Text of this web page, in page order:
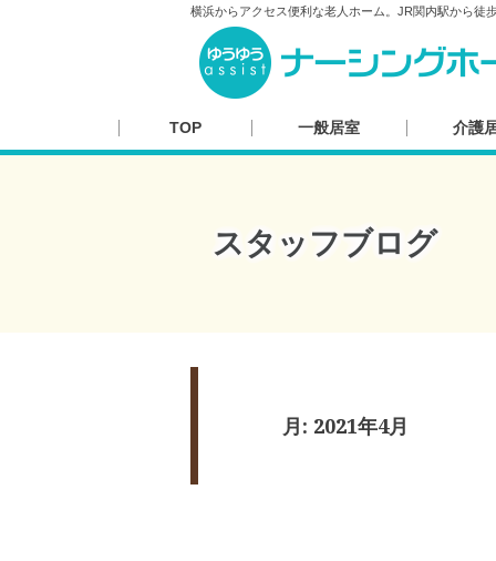
横浜からアクセス便利な老人ホーム。JR関内駅から徒
TOP 一般居室 介護
スタッフブログ
月: 2021年4月